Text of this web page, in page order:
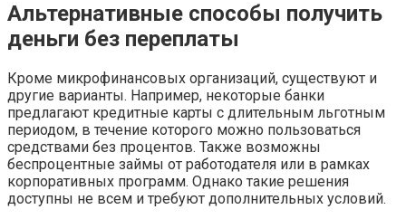
Альтернативные способы получить
деньги без переплаты
Кроме микрофинансовых организаций, существуют и
другие варианты. Например, некоторые банки
предлагают кредитные карты с длительным льготным
периодом, в течение которого можно пользоваться
средствами без процентов. Также возможны
беспроцентные займы от работодателя или в рамках
корпоративных программ. Однако такие решения
доступны не всем и требуют дополнительных условий.